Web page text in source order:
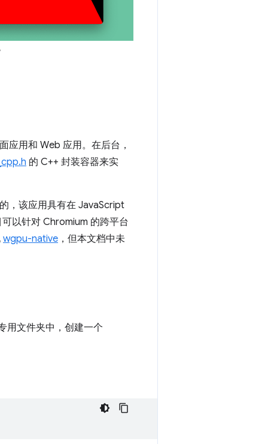
应用和 Web 应用。在后台，
的 C++ 封装容器来实
，该应用具有在 JavaScript
以针对 Chromium 的跨平台
wgpu-native ，但本文档中未
用文件夹中，创建一个